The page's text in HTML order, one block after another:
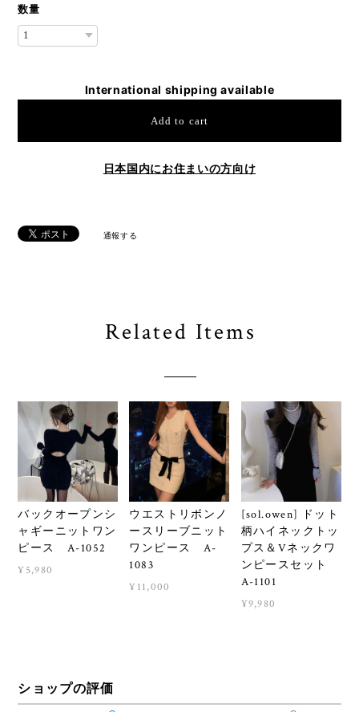
数量
International shipping available
Add to cart
日本国内にお住まいの方向け
通報する
Related Items
バックオープンシ
ャギーニットワン
ピース A-1052
¥5,980
ウエストリボンノ
ースリーブニット
ワンピース A-
1083
¥11,000
[sol.owen] ドット
柄ハイネックトッ
プス＆Vネックワ
ンピースセット
A-1101
¥9,980
ショップの評価